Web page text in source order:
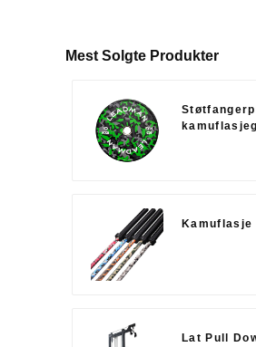
Mest Solgte Produkter
Lat Pull